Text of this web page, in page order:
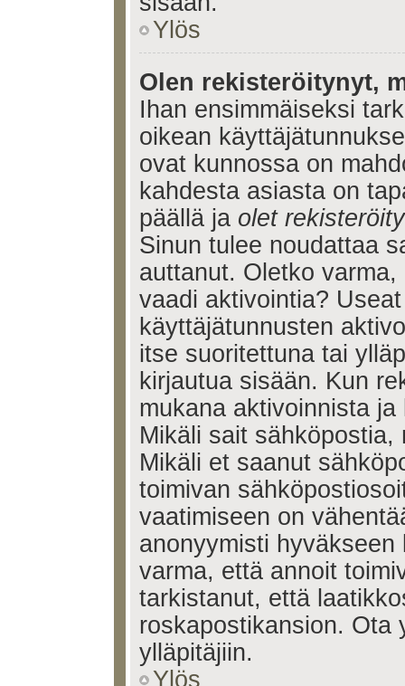
Ylös
Olen rekisteröitynyt,
Ihan ensimmäiseksi
oikean
ovat kunnossa on
kahdesta asiasta on
päällä ja olet
Sinun tulee noudattaa
auttanut. Oletko
vaadi aktivointia?
käyttäjätunnusten
itse suoritettuna tai
kirjautua sisään. Kun
mukana aktivoinnista
Mikäli sait
Mikäli et saanut
toimivan
vaatimiseen on
anonyymisti
varma, että annoit
tarkistanut, että
roskapostikansion. Ota
ylläpitäjiin.
Ylös